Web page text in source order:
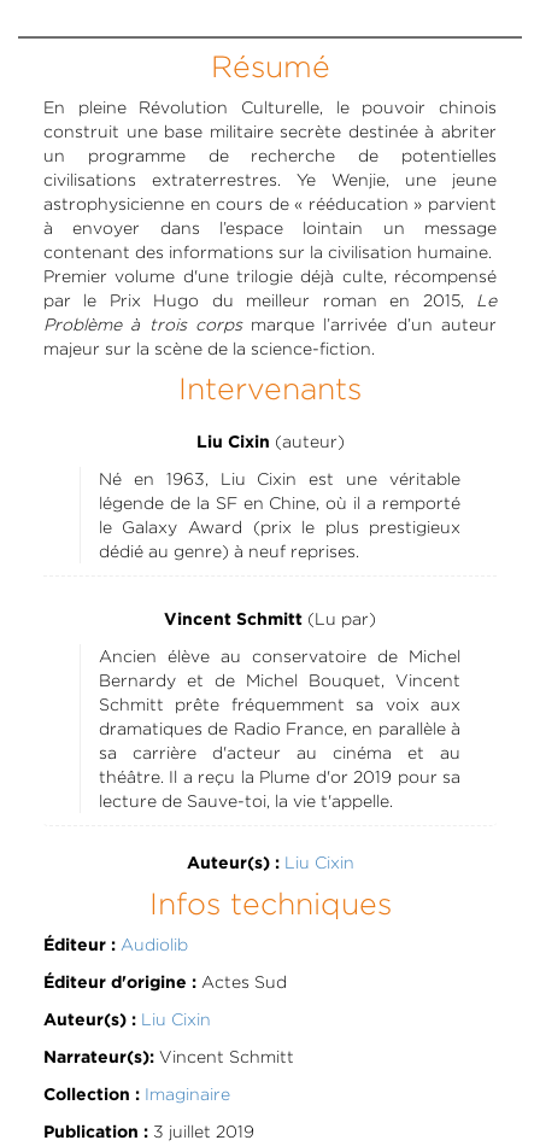
Résumé
En pleine Révolution Culturelle, le pouvoir chinois
construit une base militaire secrète destinée à abriter
un programme de recherche de potentielles
civilisations extraterrestres. Ye Wenjie, une jeune
astrophysicienne en cours de « rééducation » parvient
à envoyer dans l’espace lointain un message
contenant des informations sur la civilisation humaine.
Premier volume d'une trilogie déjà culte, récompensé
par le Prix Hugo du meilleur roman en 2015, Le
Problème à trois corpsmarque l’arrivée d’un auteur
majeur sur la scène de la science-fiction.
Intervenants
Liu Cixin (auteur)
Né en 1963, Liu Cixin est une véritable
légende de la SF en Chine, où il a remporté
le Galaxy Award (prix le plus prestigieux
dédié au genre) à neuf reprises.
Vincent Schmitt (Lu par)
Ancien élève au conservatoire de Michel
Bernardy et de Michel Bouquet, Vincent
Schmitt prête fréquemment sa voix aux
dramatiques de Radio France, en parallèle à
sa carrière d'acteur au cinéma et au
théâtre. Il a reçu la Plume d'or 2019 pour sa
lecture de Sauve-toi, la vie t'appelle.
Auteur(s) : Liu Cixin
Infos techniques
Éditeur : Audiolib
Éditeur d'origine :Actes Sud
Auteur(s) : Liu Cixin
Narrateur(s):Vincent Schmitt
Collection : Imaginaire
Publication :3 juillet 2019